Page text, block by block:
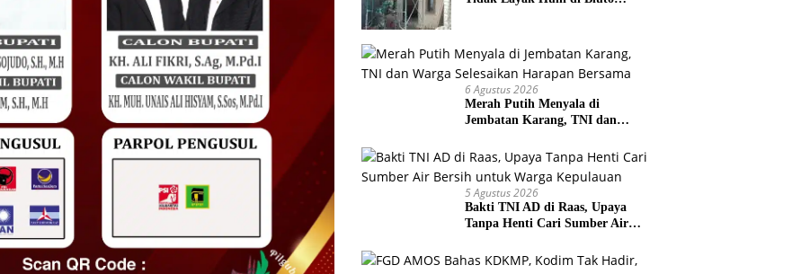
6 Agustus 2026
Merah Putih Menyala di
Jembatan Karang, TNI dan
Bersama
5 Agustus 2026
Bakti TNI AD di Raas, Upaya
Tanpa Henti Cari Sumber Air